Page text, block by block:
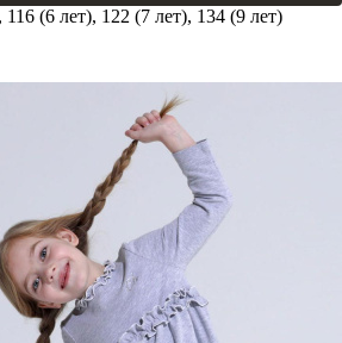
116 (6 лет), 122 (7 лет), 134 (9 лет)